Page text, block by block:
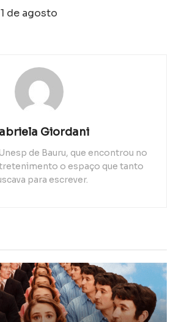
de agosto
Giordani
de Bauru, que encontrou no
o espaço que tanto
para escrever.